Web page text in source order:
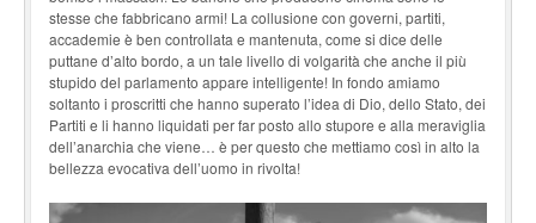
stesse che fabbricano armi! La collusione con governi, partiti,
accademie è ben controllata e mantenuta, come si dice delle
puttane d’alto bordo, a un tale livello di volgarità che anche il più
stupido del parlamento appare intelligente! In fondo amiamo
soltanto i proscritti che hanno superato l’idea di Dio, dello Stato, dei
Partiti e li hanno liquidati per far posto allo stupore e alla meraviglia
dell’anarchia che viene… è per questo che mettiamo così in alto la
bellezza evocativa dell’uomo in rivolta!